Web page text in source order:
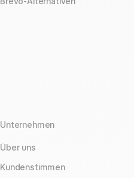
Unternehmen
Über uns
Kundenstimmen